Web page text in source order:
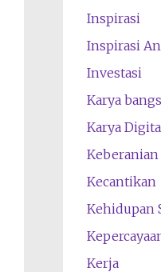
Inspirasi
Inspirasi
Investasi
Karya
Karya
Keberanian
Kecantikan
Kehidupan
Kerja